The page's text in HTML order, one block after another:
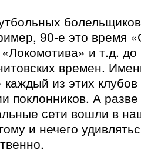
90-е это время
и т.д. до
времен.
каждый из этих
поклонников. А
сети вошли в
и нечего